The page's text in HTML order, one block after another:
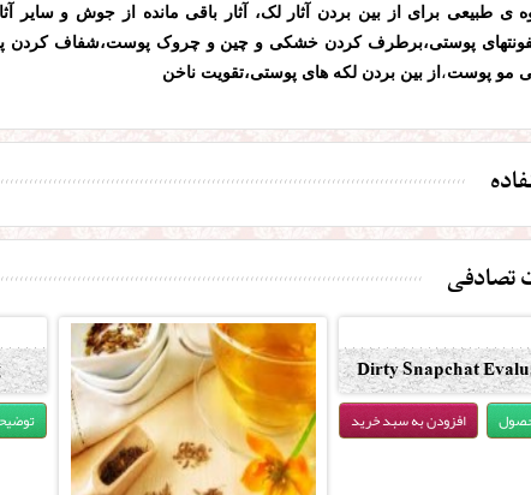
ی طبیعی برای از بین بردن آثار لک، آثار باقی مانده از جوش و
پوستی،برطرف کردن خشکی و چین و چروک پوست،شفاف کردن
مو پوست، از بین بردن لکه های پوستی،تقویت ناخن
تصادفی
Dirty Snapchat
2019افزودن به سبد خرید